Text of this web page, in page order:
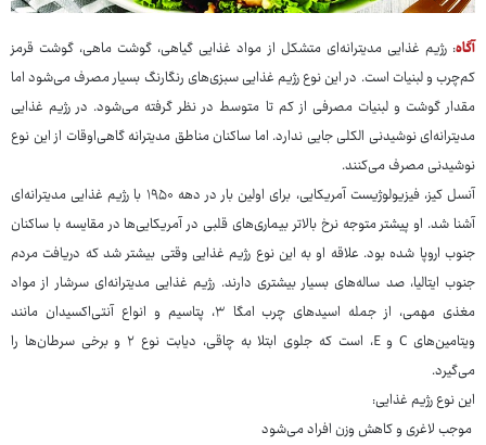
آگاه: رژیم غذایی مدیترانه‌ای متشکل از مواد غذایی گیاهی، گوشت ماهی، گوشت قرمز
کم‌چرب و لبنیات است. در این نوع رژیم غذایی سبزی‌های رنگارنگ بسیار مصرف می‌شود اما
مقدار گوشت و لبنیات مصرفی از کم تا متوسط در نظر گرفته می‌شود. در رژیم غذایی
مدیترانه‌ای نوشیدنی الکلی جایی ندارد. اما ساکنان مناطق مدیترانه گاهی‌اوقات از این نوع
نوشیدنی مصرف می‌کنند.
آنسل کیز، فیزیولوژیست آمریکایی، برای اولین بار در دهه ۱۹۵۰ با رژیم غذایی مدیترانه‌ای
آشنا شد. او پیشتر متوجه نرخ بالاتر بیماری‌های قلبی در آمریکایی‌ها در مقایسه با ساکنان
جنوب اروپا شده بود. علاقه او به این نوع رژیم غذایی وقتی بیشتر شد که دریافت مردم
جنوب ایتالیا، صد ساله‌های بسیار بیشتری دارند. رژیم غذایی مدیترانه‌ای سرشار از مواد
مغذی مهمی، از جمله اسیدهای چرب امگا ۳، پتاسیم و انواع آنتی‌اکسیدان مانند
ویتامین‌های C و E، است که جلوی ابتلا به چاقی، دیابت نوع ۲ و برخی سرطان‌ها را
می‌گیرد.
این نوع رژیم غذایی:
موجب لاغری و کاهش وزن افراد می‌شود